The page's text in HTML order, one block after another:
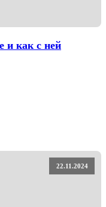
и как с ней
22.11.2024